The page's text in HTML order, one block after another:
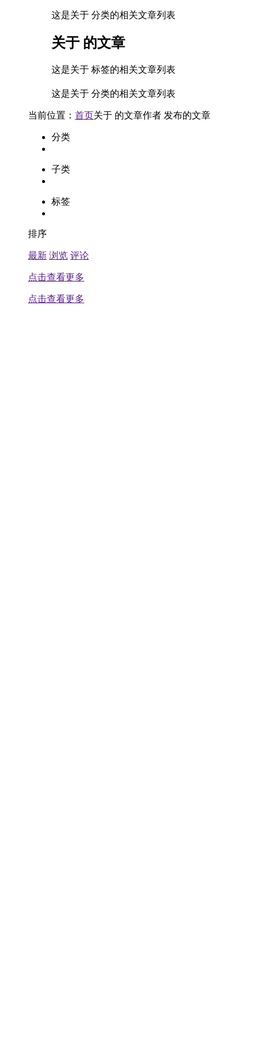
这是关于 分类的相关文章列表
关于 的文章
这是关于 标签的相关文章列表
这是关于 分类的相关文章列表
当前位置： 首页关于 的文章作者 发布的文章
分类
子类
标签
排序
最新 浏览 评论
点击查看更多
点击查看更多